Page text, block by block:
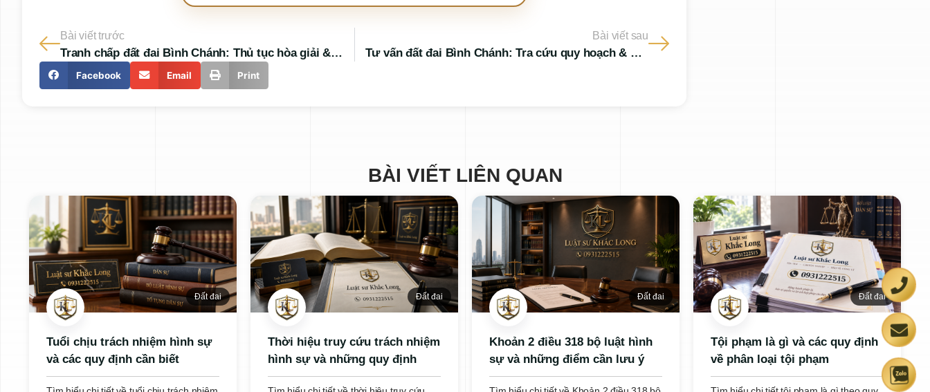
Bài viết trước
Tranh chấp đất đai Bình Chánh: Thủ tục hòa giải & Khởi kiện 2026
Bài viết sau
Tư vấn đất đai Bình Chánh: Tra cứu quy hoạch & Lên thổ cư
Facebook Email Print
BÀI VIẾT LIÊN QUAN
Đất đai
Tuổi chịu trách nhiệm hình sự
và các quy định cần biết
Đất đai
Thời hiệu truy cứu trách nhiệm
hình sự và những quy định
quan trọng cần biết
Đất đai
Khoản 2 điều 318 bộ luật hình
sự và những điểm cần lưu ý
Đất đai
Tội phạm là gì và các quy định
về phân loại tội phạm